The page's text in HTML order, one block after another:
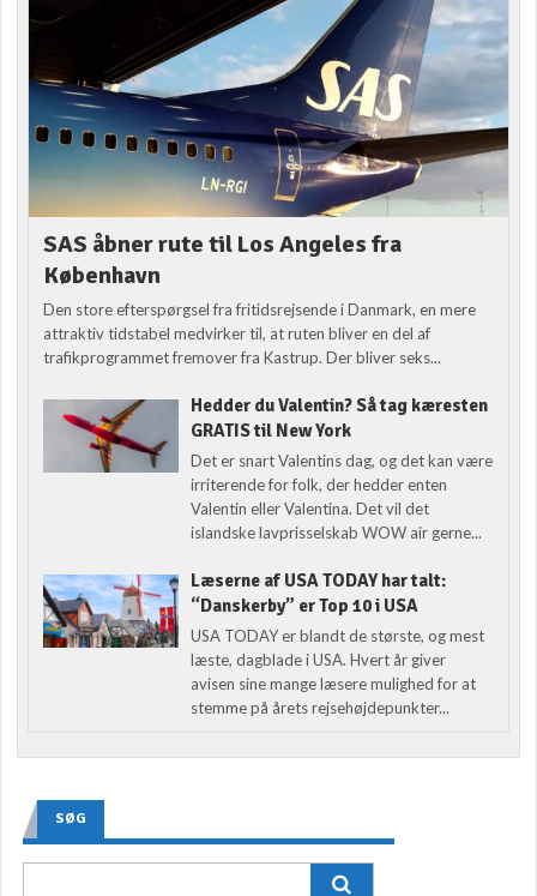
SAS åbner rute til Los Angeles fra
København
Den store efterspørgsel fra fritidsrejsende i Danmark, en mere
attraktiv tidstabel medvirker til, at ruten bliver en del af
trafikprogrammet fremover fra Kastrup. Der bliver seks...
Hedder du Valentin? Så tag kæresten
GRATIS til New York
Det er snart Valentins dag, og det kan være
irriterende for folk, der hedder enten
Valentin eller Valentina. Det vil det
islandske lavprisselskab WOW air gerne...
Læserne af USA TODAY har talt:
“Danskerby” er Top 10 i USA
USA TODAY er blandt de største, og mest
læste, dagblade i USA. Hvert år giver
avisen sine mange læsere mulighed for at
stemme på årets rejsehøjdepunkter...
SØG